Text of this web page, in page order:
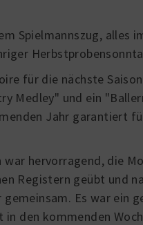
Spielmannszug, alles
für die nächste
Medley" und ein
Jahr garantiert
war hervorragend, die
Registern geübt und
Es war ein
den kommenden